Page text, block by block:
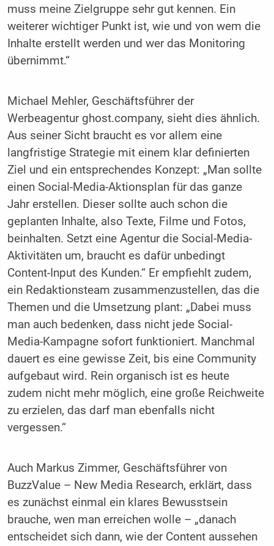
muss meine Zielgruppe sehr gut kennen. Ein
weiterer wichtiger Punkt ist, wie und von wem die
Inhalte erstellt werden und wer das Monitoring
übernimmt.“
Michael Mehler, Geschäftsführer der
Werbeagentur ghost.company, sieht dies ähnlich.
Aus seiner Sicht braucht es vor allem eine
langfristige Strategie mit einem klar definierten
Ziel und ein entsprechendes Konzept: „Man sollte
einen Social-Media-Aktionsplan für das ganze
Jahr erstellen. Dieser sollte auch schon die
geplanten Inhalte, also Texte, Filme und Fotos,
beinhalten. Setzt eine Agentur die Social-Media-
Aktivitäten um, braucht es dafür unbedingt
Content-­Input des Kunden.“ Er empfiehlt zudem,
ein Redaktionsteam zusammenzustellen, das die
Themen und die Umsetzung plant: „Dabei muss
man auch bedenken, dass nicht jede Social-
Media-Kampagne sofort funktioniert. Manchmal
dauert es eine gewisse Zeit, bis eine Community
aufgebaut wird. Rein organisch ist es heute
zudem nicht mehr möglich, eine große Reichweite
zu erzielen, das darf man ebenfalls nicht
vergessen.“
Auch Markus Zimmer, Geschäftsführer von
BuzzValue – New Media Research, erklärt, dass
es zunächst einmal ein klares Bewusstsein
brauche, wen man erreichen wolle – „danach
entscheidet sich dann, wie der Content aussehen